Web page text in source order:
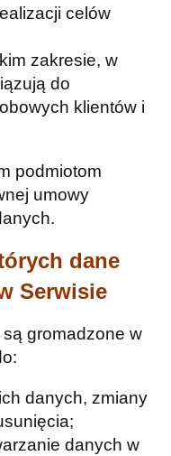
celów
zakresie, w
do
klientów i
podmiotom
umowy
dane
Serwisie
gromadzone w
danych, zmiany
danych w